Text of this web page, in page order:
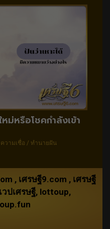
ม่หรือโชคกำลังเข้า
ความเชื่อ / ทำนายฝัน
, เศรษฐี9.com , เศรษฐี
เวปเศรษฐี, lottoup,